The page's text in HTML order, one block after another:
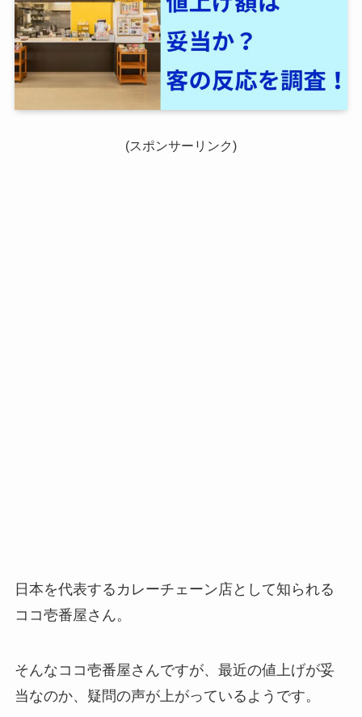
(スポンサーリンク)
日本を代表するカレーチェーン店として知られる
ココ壱番屋さん。
そんなココ壱番屋さんですが、最近の値上げが妥
当なのか、疑問の声が上がっているようです。